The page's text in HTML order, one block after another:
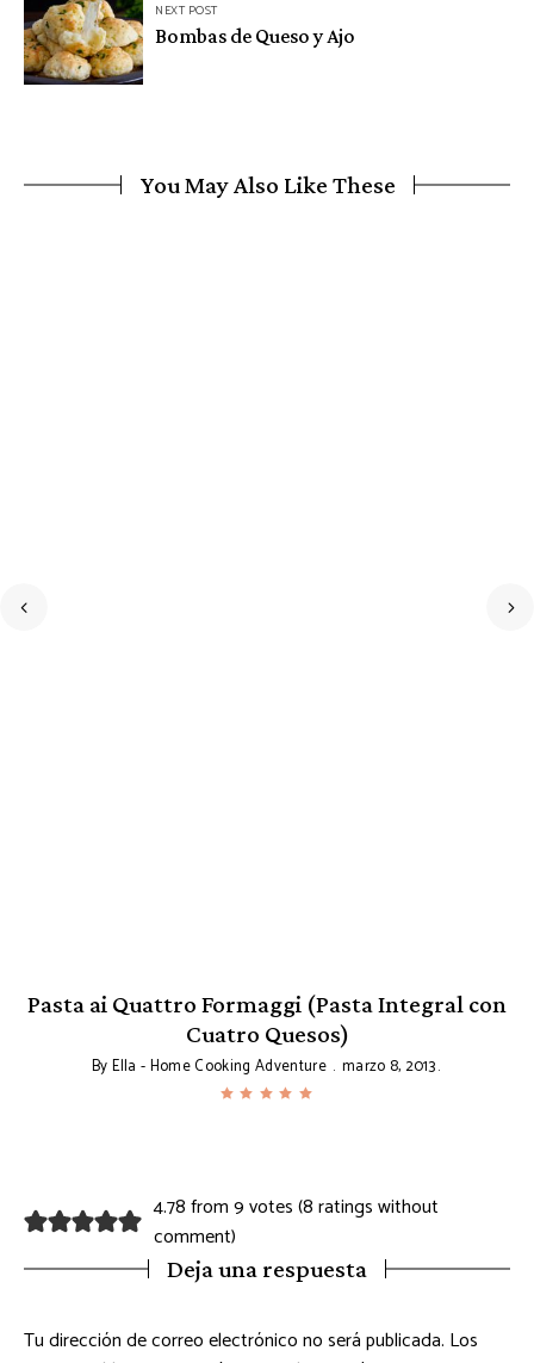
NEXT POST
Bombas de Queso y Ajo
You May Also Like These
Pasta ai Quattro Formaggi (Pasta Integral con
Cuatro Quesos)
ByElla - Home Cooking Adventure marzo 8, 2013
4.78 from 9 votes (8 ratings without
comment)
Deja una respuesta
Tu dirección de correo electrónico no será publicada. Los